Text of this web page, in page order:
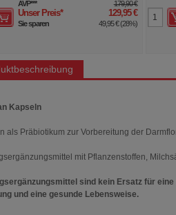
AVP*** 179,90 €
Unser Preis* 129,95 €
Sie sparen 49,95 €(28%)
Kapseln
als Präbiotikum zur Vorbereitung der
mit Pflanzenstoffen,
sind kein Ersatz für
und eine gesunde Lebensweise.